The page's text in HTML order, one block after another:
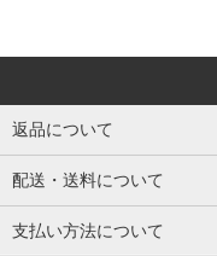
返品について
配送・送料について
支払い方法について